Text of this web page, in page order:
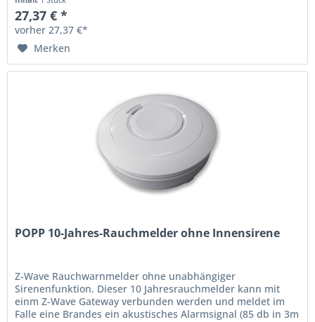
27,37 € *
vorher 27,37 €*
Merken
POPP 10-Jahres-Rauchmelder ohne Innensirene
Z-Wave Rauchwarnmelder ohne unabhängiger
Sirenenfunktion. Dieser 10 Jahresrauchmelder kann mit
einm Z-Wave Gateway verbunden werden und meldet im
Falle eine Brandes ein akustisches Alarmsignal (85 db in 3m